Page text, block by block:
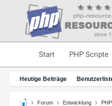
Start PHP Scripte
Heutige Beiträge
Forum Entwicklung